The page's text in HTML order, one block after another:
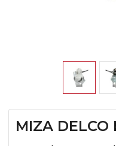
MIZA DELCO